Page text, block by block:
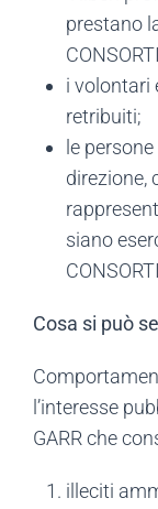
prestano
i volontari
retribuiti;
le
direzione,
siano
Cosa si può
l’interesse
GARR che
illeciti